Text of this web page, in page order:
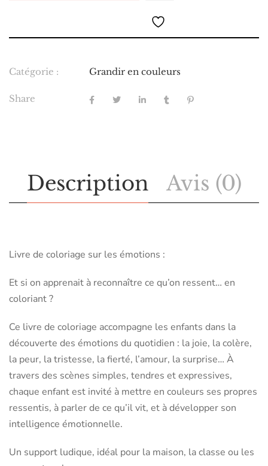
Catégorie : Grandir en couleurs
Share
Description Avis (0)
Livre de coloriage sur les émotions :
Et si on apprenait à reconnaître ce qu’on ressent… en
coloriant ?
Ce livre de coloriage accompagne les enfants dans la
découverte des émotions du quotidien : la joie, la colère,
la peur, la tristesse, la fierté, l’amour, la surprise… À
travers des scènes simples, tendres et expressives,
chaque enfant est invité à mettre en couleurs ses propres
ressentis, à parler de ce qu’il vit, et à développer son
intelligence émotionnelle.
Un support ludique, idéal pour la maison, la classe ou les